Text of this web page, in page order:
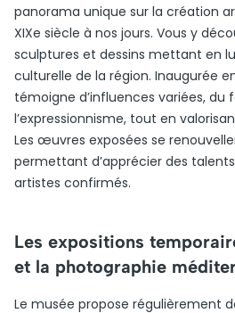
panorama unique sur la création
XIXe siècle à nos jours. Vous y
sculptures et dessins mettant en
culturelle de la région. Inaugurée
témoigne d’influences variées, du
l’expressionnisme, tout en
Les œuvres exposées se
permettant d’apprécier des
artistes confirmés.
Les expositions
et la photographie
Le musée propose régulièrement